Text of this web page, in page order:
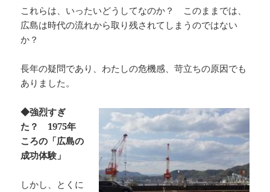
これらは、いったいどうしてなのか？ このままでは、
広島は時代の流れから取り残されてしまうのではない
か？
長年の疑問であり、わたしの危機感、苛立ちの原因でも
ありました。
◆強烈すぎ
た？ 1975年
ころの「広島の
成功体験」
しかし、とくに